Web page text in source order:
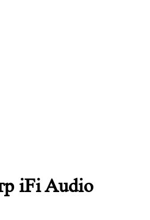
iFi Audio